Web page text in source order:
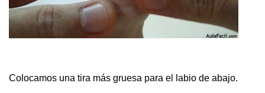
Colocamos una tira más gruesa para el labio de abajo.